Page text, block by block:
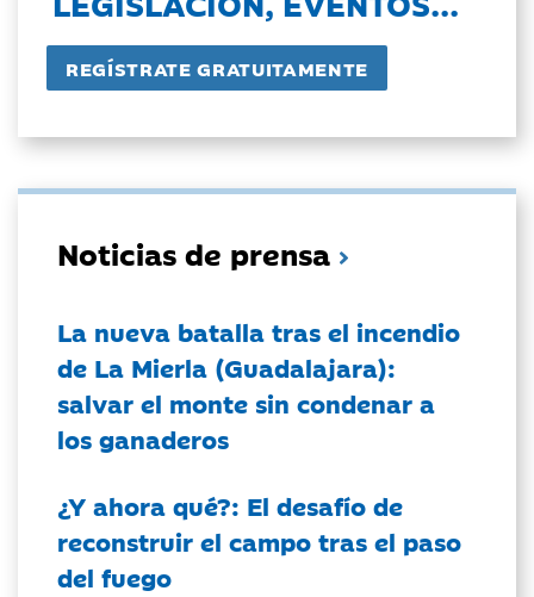
Noticias de prensa
La nueva batalla tras el incendio
de La Mierla (Guadalajara):
salvar el monte sin condenar a
los ganaderos
¿Y ahora qué?: El desafío de
reconstruir el campo tras el paso
del fuego